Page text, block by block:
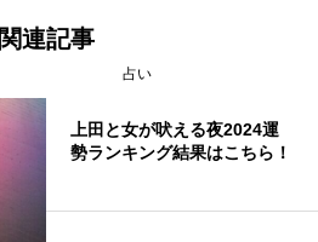
関連記事
占い
上田と女が吠える夜2024運
勢ランキング結果はこちら！